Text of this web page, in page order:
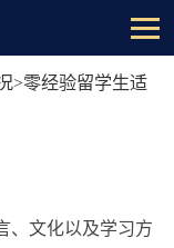
>零经验留学生适
、文化以及学习方